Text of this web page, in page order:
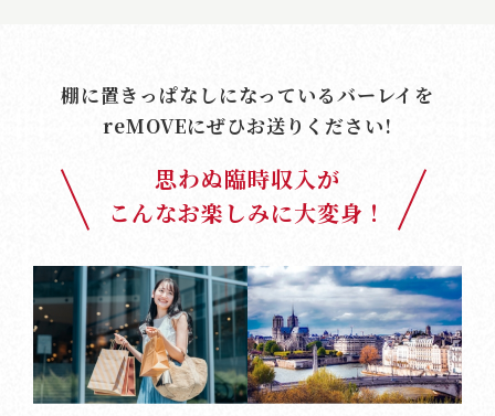
棚に置きっぱなしになっているバーレイを
reMOVEにぜひお送りください!
思わぬ臨時収入が
こんなお楽しみに大変身！